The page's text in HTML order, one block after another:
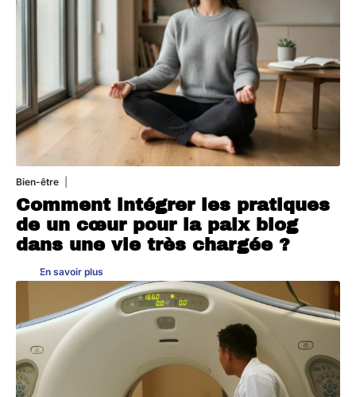
Bien-être
Comment intégrer les pratiques
de un cœur pour la paix blog
dans une vie très chargée ?
En savoir plus